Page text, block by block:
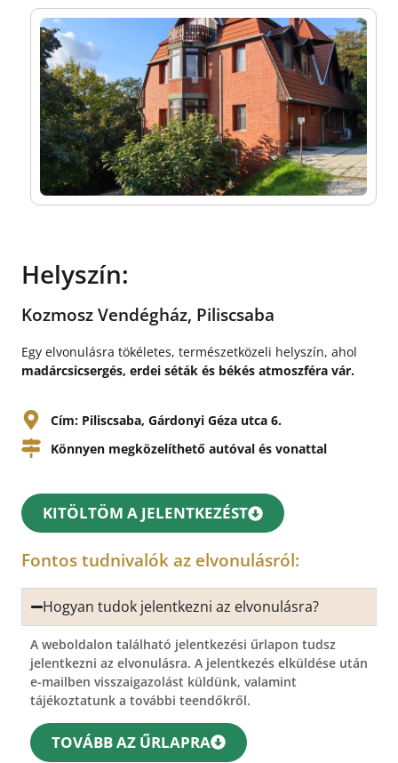
Helyszín:
Kozmosz Vendégház, Piliscsaba
Egy elvonulásra tökéletes, természetközeli helyszín, ahol
madárcsicsergés, erdei séták és békés atmoszféra vár.
Cím: Piliscsaba, Gárdonyi Géza utca 6.
Könnyen megközelíthető autóval és vonattal
KITÖLTÖM A JELENTKEZÉST
Fontos tudnivalók az elvonulásról:
Hogyan tudok jelentkezni az elvonulásra?
A weboldalon található jelentkezési űrlapon tudsz
jelentkezni az elvonulásra. A jelentkezés elküldése után
e-mailben visszaigazolást küldünk, valamint
tájékoztatunk a további teendőkről.
TOVÁBB AZ ŰRLAPRA